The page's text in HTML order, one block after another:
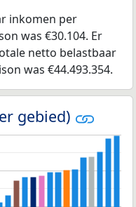
inkomen per
was €30.104. Er
netto belastbaar
was €44.493.354.
gebied)